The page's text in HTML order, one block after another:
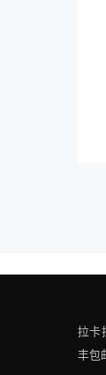
拉卡
丰包